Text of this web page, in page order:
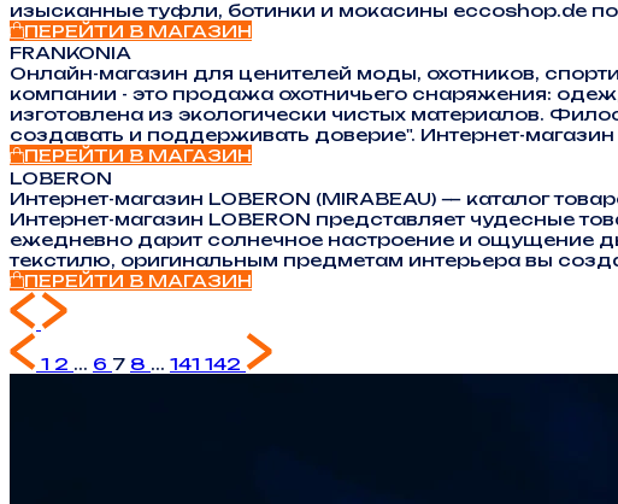
изысканные туфли, ботинки и мокасины eccoshop.de
ПЕРЕЙТИ В МАГАЗИН
FRANKONIA
Онлайн-магазин для ценителей моды, охотников,
компании - это продажа охотничьего снаряжения:
изготовлена из экологически чистых материалов.
создавать и поддерживать доверие". Интернет-
ПЕРЕЙТИ В МАГАЗИН
LOBERON
Интернет-магазин LOBERON (MIRABEAU) — каталог
Интернет-магазин LOBERON представляет чудесные
ежедневно дарит солнечное настроение и ощущение
текстилю, оригинальным предметам интерьера вы
ПЕРЕЙТИ В МАГАЗИН
1 2 ... 6 7 8 ... 141 142